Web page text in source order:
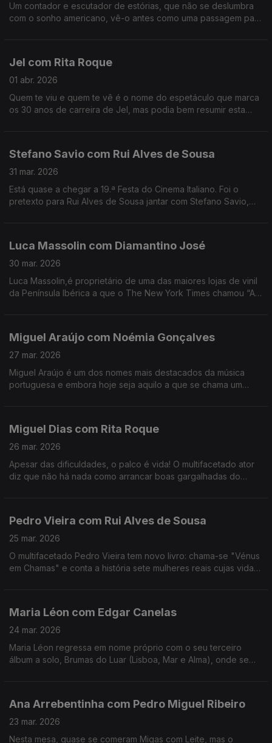
Um contador e escutador de estórias, que não se deslumbra
com o sonho americano, vê-o antes como uma passagem para
Jel com Rita Roque
01 abr. 2026
Quem te viu e quem te vê é o nome do espetáculo que marca
os 30 anos de carreira de Jel, mas podia bem resumir esta
Stefano Savio com Rui Alves de Sousa
31 mar. 2026
Está quase a chegar a 19.ª Festa do Cinema Italiano. Foi o
pretexto para Rui Alves de Sousa jantar com Stefano Savio,
Luca Massolin com Diamantino José
30 mar. 2026
Luca Massolin,é proprietário de uma das maiores lojas de vinil
da Península Ibérica a que o The New York Times chamou “A
Miguel Araújo com Noémia Gonçalves
27 mar. 2026
Miguel Araújo é um dos nomes mais destacados da música
portuguesa e embora hoje seja aquilo a que se chama um
Miguel Dias com Rita Roque
26 mar. 2026
Apesar das dificuldades, o palco é vida! O multifacetado ator
diz que não há nada como arrancar boas gargalhadas do
Pedro Vieira com Rui Alves de Sousa
25 mar. 2026
O multifacetado Pedro Vieira tem novo livro: chama-se "Vénus
em Chamas" e conta a história sete mulheres reais cujas vidas
Maria Léon com Edgar Canelas
24 mar. 2026
Maria Léon regressa em nome próprio com o seu terceiro
álbum a solo, Brumas do Luar (Lisboa, Mar e Alma), onde se
Ana Arrebentinha com Pedro Miguel Ribeiro
23 mar. 2026
Nesta mesa, quase se comeram Migas com Leite, mas o